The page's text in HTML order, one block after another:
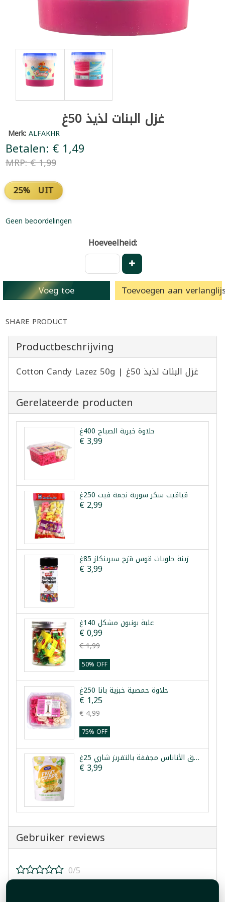
غزل البنات لذيذ 50غ
Merk:ALFAKHR
Betalen: € 1,49
MRP: € 1,99
25% UIT
Geen beoordelingen
Hoeveelheid:
Voeg toe Toevoegen aan
SHARE PRODUCT
Productbeschrijving
Cotton Candy Lazez 50g | غزل البنات لذيذ 50غ
Gerelateerde producten
حلاوة خبرية الصباح 400غ
€ 3,99
قباقيب سكر سورية نجمة فيت 250غ
€ 2,99
زينة حلويات قوس قزح سبرينكلز 85غ
€ 3,99
علبة بونبون مشكل 140غ
€ 0,99
€ 1,99
50% OFF
حلاوة حمصية خبزية بانا 250غ
€ 1,25
€ 4,99
75% OFF
رقائق الأناناس مجففة بالتفريز شاري 25غ
€ 3,99
Gebruiker reviews
0/5